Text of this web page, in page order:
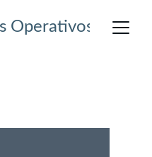
Operativos